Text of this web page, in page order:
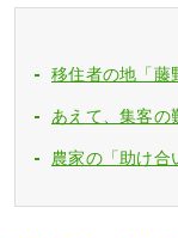
移住者の地「藤
あえて、集客の
農家の「助け合